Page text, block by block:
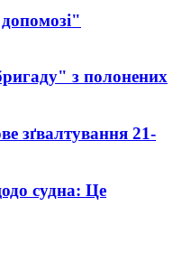
з полонених
зґвалтування 21-
судна: Це